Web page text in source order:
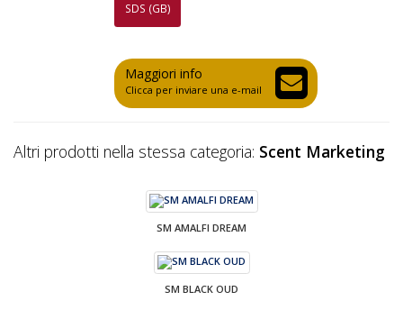
SDS (GB)
Maggiori info
Clicca per inviare una e-mail
Altri prodotti nella stessa categoria: Scent Marketing
SM AMALFI DREAM
SM BLACK OUD